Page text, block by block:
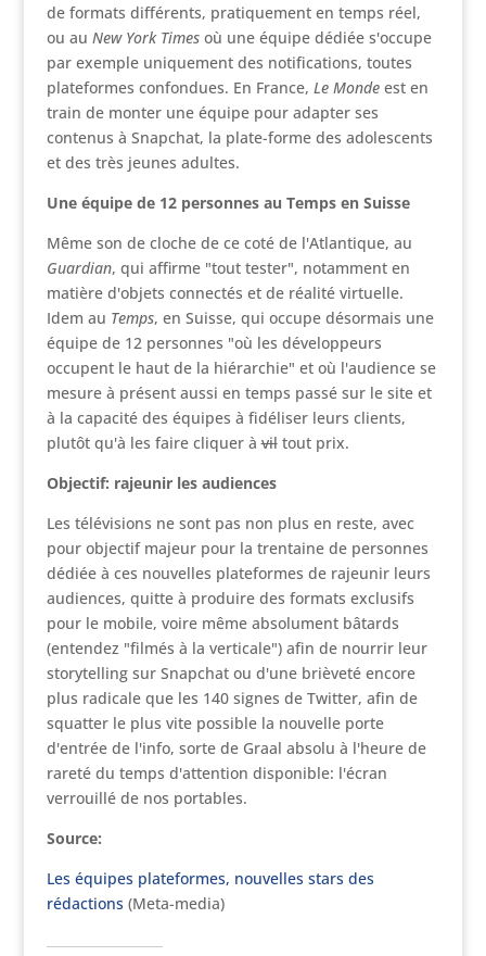
de formats différents, pratiquement en temps réel,
ou au New York Timesoù une équipe dédiée s'occupe
par exemple uniquement des notifications, toutes
plateformes confondues. En France, Le Mondeest en
train de monter une équipe pour adapter ses
contenus à Snapchat, la plate-forme des adolescents
et des très jeunes adultes.
Une équipe de 12 personnes au Temps en Suisse
Même son de cloche de ce coté de l'Atlantique, au
Guardian, qui affirme "tout tester", notamment en
matière d'objets connectés et de réalité virtuelle.
Idem au Temps, en Suisse, qui occupe désormais une
équipe de 12 personnes "où les développeurs
occupent le haut de la hiérarchie" et où l'audience se
mesure à présent aussi en temps passé sur le site et
à la capacité des équipes à fidéliser leurs clients,
plutôt qu'à les faire cliquer àviltout prix.
Objectif: rajeunir les audiences
Les télévisions ne sont pas non plus en reste, avec
pour objectif majeur pour la trentaine de personnes
dédiée à ces nouvelles plateformes de rajeunir leurs
audiences, quitte à produire des formats exclusifs
pour le mobile, voire même absolument bâtards
(entendez "filmés à la verticale") afin de nourrir leur
storytelling sur Snapchat ou d'une brièveté encore
plus radicale que les 140 signes de Twitter, afin de
squatter le plus vite possible la nouvelle porte
d'entrée de l'info, sorte de Graal absolu à l'heure de
rareté du temps d'attention disponible: l'écran
verrouillé de nos portables.
Source:
Les équipes plateformes, nouvelles stars des
rédactions (Meta-media)